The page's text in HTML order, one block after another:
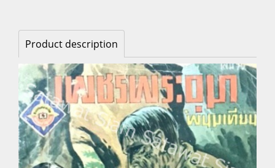
Product description